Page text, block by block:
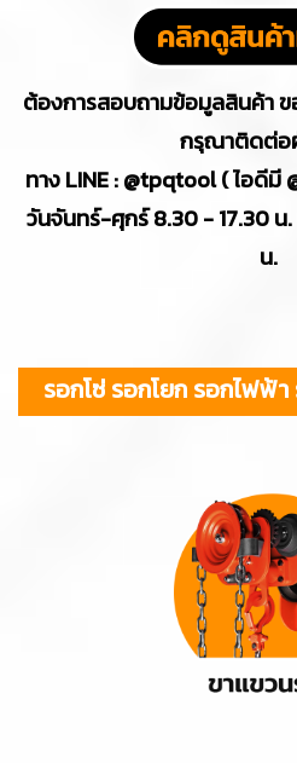
ต้องการสอบถามข้อมูลสินค้า ข
กรุณาติดต่อ
ทาง LINE : @tpqtool ( ไอดีมี
วันจันทร์-ศุกร์ 8.30 - 17.30 น.
น.
รอกโซ่ รอกโยก รอกไฟฟ้